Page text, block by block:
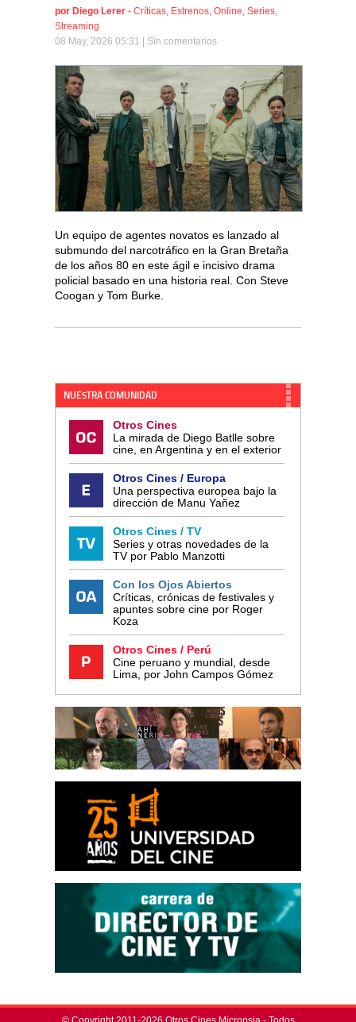
por Diego Lerer - Críticas Estrenos Online Series
Streaming
08 May, 2026 05:31 | Sin comentarios
Un equipo de agentes novatos es lanzado al
submundo del narcotráfico en la Gran Bretaña
de los años 80 en este ágil e incisivo drama
policial basado en una historia real. Con Steve
Coogan y Tom Burke.
NUESTRA COMUNIDAD
Otros Cines
La mirada de Diego Batlle sobre
cine, en Argentina y en el exterior
Otros Cines / Europa
Una perspectiva europea bajo la
dirección de Manu Yañez
Otros Cines / TV
Series y otras novedades de la
TV por Pablo Manzotti
Con los Ojos Abiertos
Críticas, crónicas de festivales y
apuntes sobre cine por Roger
Koza
Otros Cines / Perú
Cine peruano y mundial, desde
Lima, por John Campos Gómez